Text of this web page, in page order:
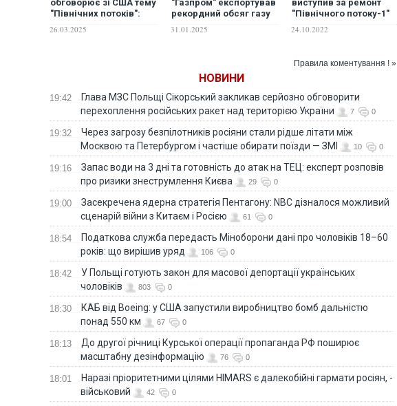
обговорює зі США тему
"Північних потоків":
американці змусять
26.03.2025
"Газпром" експортував
рекордний обсяг газу
31.01.2025
виступив за ремонт
"Північного потоку-1"
Україною
24.10.2022
Правила коментування ! »
НОВИНИ
19:42
Глава МЗС Польщі Сікорський закликав серйозно обговорити
перехоплення російських ракет над територією України
7 0
19:32
Через загрозу безпілотників росіяни стали рідше літати між
Москвою та Петербургом і частіше обирати поїзди — ЗМІ
10 0
19:16
Запас води на 3 дні та готовність до атак на ТЕЦ: експерт розповів
про ризики знеструмлення Києва
29 0
19:00
Засекречена ядерна стратегія Пентагону: NBC дізналося можливий
сценарій війни з Китаєм і Росією
61 0
18:54
Податкова служба передасть Міноборони дані про чоловіків 18–60
років: що вирішив уряд
106 0
18:42
У Польщі готують закон для масової депортації українських
чоловіків
803 0
18:30
КАБ від Boeing: у США запустили виробництво бомб дальністю
понад 550 км
67 0
18:13
До другої річниці Курської операції пропаганда РФ поширює
масштабну дезінформацію
76 0
18:01
Наразі пріоритетними цілями HIMARS є далекобійні гармати росіян, -
військовий
42 0